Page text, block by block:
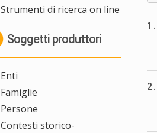
Strumenti di ricerca on line
Soggetti produttori
Enti
Famiglie
Persone
Contesti storico-
1 .
2 .